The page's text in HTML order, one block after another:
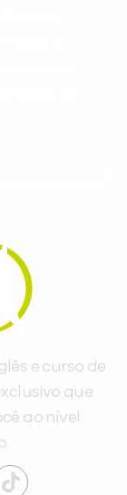
e curso de
que
ao nível